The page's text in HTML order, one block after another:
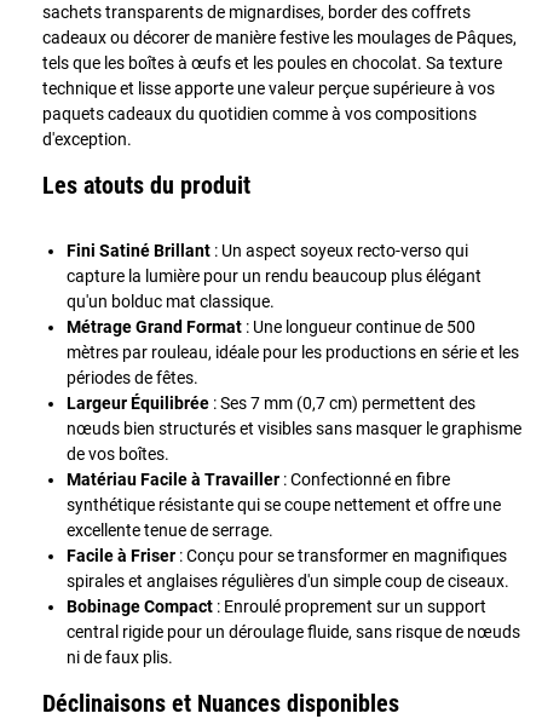
sachets transparents de mignardises, border des coffrets
cadeaux ou décorer de manière festive les moulages de Pâques,
tels que les boîtes à œufs et les poules en chocolat. Sa texture
technique et lisse apporte une valeur perçue supérieure à vos
paquets cadeaux du quotidien comme à vos compositions
d'exception.
Les atouts du produit
Fini Satiné Brillant : Un aspect soyeux recto-verso qui
capture la lumière pour un rendu beaucoup plus élégant
qu'un bolduc mat classique.
Métrage Grand Format : Une longueur continue de 500
mètres par rouleau, idéale pour les productions en série et les
périodes de fêtes.
Largeur Équilibrée : Ses 7 mm (0,7 cm) permettent des
nœuds bien structurés et visibles sans masquer le graphisme
de vos boîtes.
Matériau Facile à Travailler : Confectionné en fibre
synthétique résistante qui se coupe nettement et offre une
excellente tenue de serrage.
Facile à Friser : Conçu pour se transformer en magnifiques
spirales et anglaises régulières d'un simple coup de ciseaux.
Bobinage Compact : Enroulé proprement sur un support
central rigide pour un déroulage fluide, sans risque de nœuds
ni de faux plis.
Déclinaisons et Nuances disponibles